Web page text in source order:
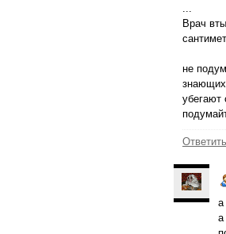
...
Врач
не
знающих
убегают
Ответить
а
а